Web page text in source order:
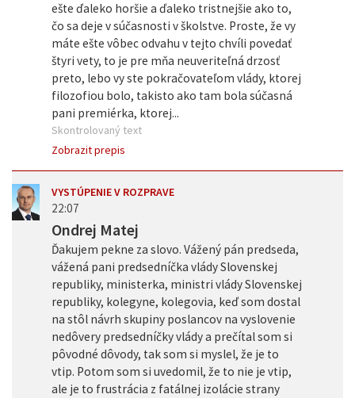
ešte ďaleko horšie a ďaleko tristnejšie ako to,
čo sa deje v súčasnosti v školstve. Proste, že vy
máte ešte vôbec odvahu v tejto chvíli povedať
štyri vety, to je pre mňa neuveriteľná drzosť
preto, lebo vy ste pokračovateľom vlády, ktorej
filozofiou bolo, takisto ako tam bola súčasná
pani premiérka, ktorej...
Skontrolovaný text
Zobrazit prepis
VYSTÚPENIE V ROZPRAVE
22:07
Ondrej Matej
Ďakujem pekne za slovo. Vážený pán predseda,
vážená pani predsedníčka vlády Slovenskej
republiky, ministerka, ministri vlády Slovenskej
republiky, kolegyne, kolegovia, keď som dostal
na stôl návrh skupiny poslancov na vyslovenie
nedôvery predsedníčky vlády a prečítal som si
pôvodné dôvody, tak som si myslel, že je to
vtip. Potom som si uvedomil, že to nie je vtip,
ale je to frustrácia z fatálnej izolácie strany